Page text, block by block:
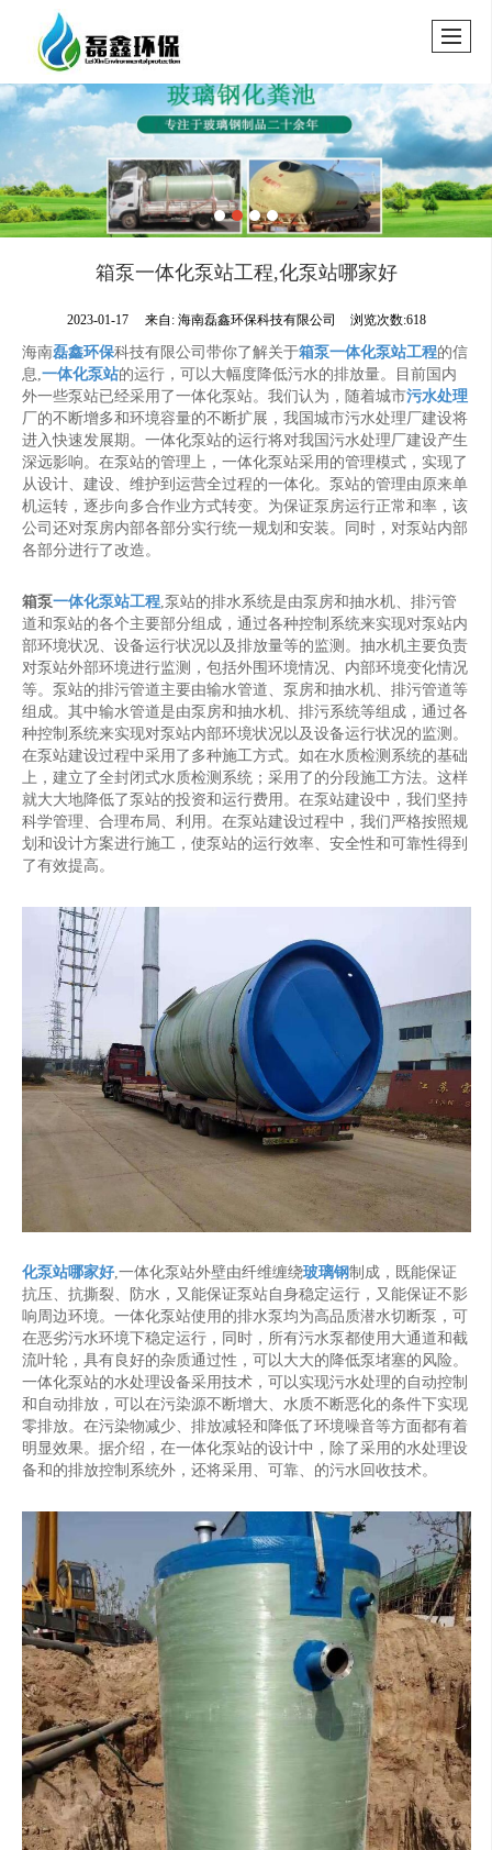
箱泵一体化泵站工程,化泵站哪家好
2023-01-17 来自: 海南磊鑫环保科技有限公司 浏览次数:618
海南磊鑫环保科技有限公司带你了解关于箱泵一体化泵站工程的信
息,一体化泵站的运行，可以大幅度降低污水的排放量。目前国内
外一些泵站已经采用了一体化泵站。我们认为，随着城市污水处理
厂的不断增多和环境容量的不断扩展，我国城市污水处理厂建设将
进入快速发展期。一体化泵站的运行将对我国污水处理厂建设产生
深远影响。在泵站的管理上，一体化泵站采用的管理模式，实现了
从设计、建设、维护到运营全过程的一体化。泵站的管理由原来单
机运转，逐步向多合作业方式转变。为保证泵房运行正常和率，该
公司还对泵房内部各部分实行统一规划和安装。同时，对泵站内部
各部分进行了改造。
箱泵一体化泵站工程,泵站的排水系统是由泵房和抽水机、排污管
道和泵站的各个主要部分组成，通过各种控制系统来实现对泵站内
部环境状况、设备运行状况以及排放量等的监测。抽水机主要负责
对泵站外部环境进行监测，包括外围环境情况、内部环境变化情况
等。泵站的排污管道主要由输水管道、泵房和抽水机、排污管道等
组成。其中输水管道是由泵房和抽水机、排污系统等组成，通过各
种控制系统来实现对泵站内部环境状况以及设备运行状况的监测。
在泵站建设过程中采用了多种施工方式。如在水质检测系统的基础
上，建立了全封闭式水质检测系统；采用了的分段施工方法。这样
就大大地降低了泵站的投资和运行费用。在泵站建设中，我们坚持
科学管理、合理布局、利用。在泵站建设过程中，我们严格按照规
划和设计方案进行施工，使泵站的运行效率、安全性和可靠性得到
了有效提高。
化泵站哪家好,一体化泵站外壁由纤维缠绕玻璃钢制成，既能保证
抗压、抗撕裂、防水，又能保证泵站自身稳定运行，又能保证不影
响周边环境。一体化泵站使用的排水泵均为高品质潜水切断泵，可
在恶劣污水环境下稳定运行，同时，所有污水泵都使用大通道和截
流叶轮，具有良好的杂质通过性，可以大大的降低泵堵塞的风险。
一体化泵站的水处理设备采用技术，可以实现污水处理的自动控制
和自动排放，可以在污染源不断增大、水质不断恶化的条件下实现
零排放。在污染物减少、排放减轻和降低了环境噪音等方面都有着
明显效果。据介绍，在一体化泵站的设计中，除了采用的水处理设
备和的排放控制系统外，还将采用、可靠、的污水回收技术。